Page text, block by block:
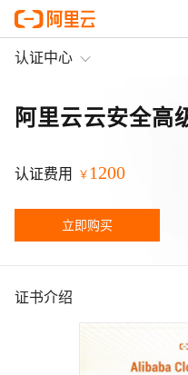
认证中心
阿里云云安全高
认证费用 ￥ 1200
立即购买
证书介绍